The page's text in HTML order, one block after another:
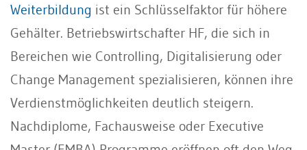
Weiterbildung ist ein Schlüsselfaktor für höhere
Gehälter. Betriebswirtschafter HF, die sich in
Bereichen wie Controlling, Digitalisierung oder
Change Management spezialisieren, können ihre
Verdienstmöglichkeiten deutlich steigern.
Nachdiplome, Fachausweise oder Executive